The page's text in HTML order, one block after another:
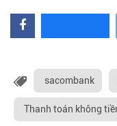
sacombank
Thanh toán không